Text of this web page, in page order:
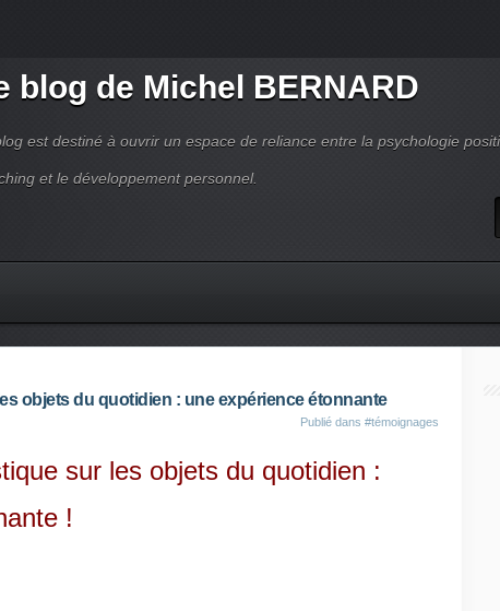
blog de Michel BERNARD
est destiné à ouvrir un espace de reliance entre la psychologie
et le développement personnel.
objets du quotidien : une expérience étonnante
Publié dans #témoignages
sur les objets du quotidien :
!